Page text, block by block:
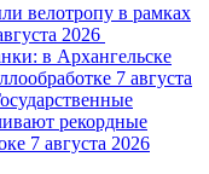
велотропу в рамках
2026
в Архангельске
7 августа
рекордные
7 августа 2026